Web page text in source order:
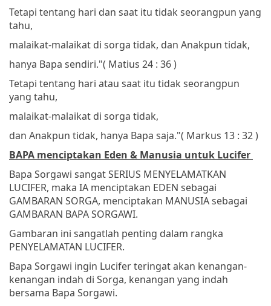
Tetapi tentang hari dan saat itu tidak seorangpun yang
tahu,
malaikat-malaikat di sorga tidak, dan Anakpun tidak,
hanya Bapa sendiri."( Matius 24 : 36 )
Tetapi tentang hari atau saat itu tidak seorangpun
yang tahu,
malaikat-malaikat di sorga tidak,
dan Anakpun tidak, hanya Bapa saja."( Markus 13 : 32 )
BAPA menciptakan Eden & Manusia untuk Lucifer
Bapa Sorgawi sangat SERIUS MENYELAMATKAN
LUCIFER, maka IA menciptakan EDEN sebagai
GAMBARAN SORGA, menciptakan MANUSIA sebagai
GAMBARAN BAPA SORGAWI.
Gambaran ini sangatlah penting dalam rangka
PENYELAMATAN LUCIFER.
Bapa Sorgawi ingin Lucifer teringat akan kenangan-
kenangan indah di Sorga, kenangan yang indah
bersama Bapa Sorgawi.